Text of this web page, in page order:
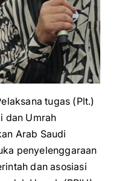
tugas (Plt.)
dan Umrah
Arab Saudi
penyelenggaraan
dan asosiasi